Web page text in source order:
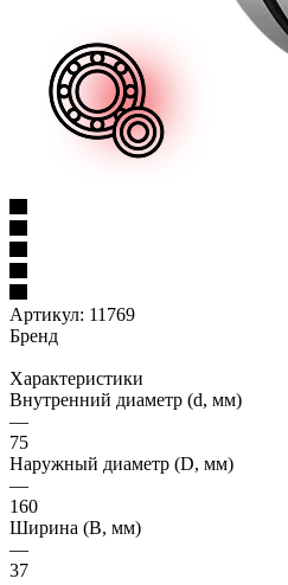
Артикул: 11769
Бренд
Характеристики
Внутренний диаметр (d, мм)
—
75
Наружный диаметр (D, мм)
—
160
Ширина (B, мм)
—
37